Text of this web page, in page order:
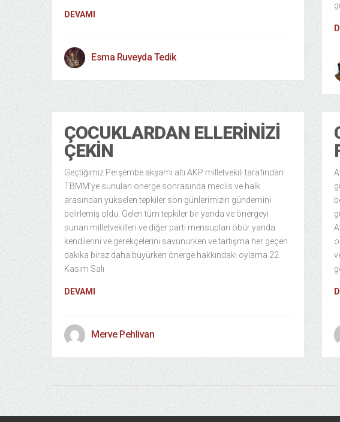
DEVAMI
Esma Ruveyda Tedik
ÇOCUKLARDAN ELLERINIZI
ÇEKIN
Geçtiğimiz Perşembe akşamı altı AKP milletvekili tarafından
TBMM’ye sunulan önerge sonrasında meclis ve halk
arasından yükselen tepkiler son günlerimizin gündemini
belirlemiş oldu. Gelen tüm tepkiler bir yanda ve önergeyi
sunan milletvekilleri ve diğer parti mensupları öbür yanda
kendilerini ve gerekçelerini savunurken ve tartışma her geçen
dakika biraz daha büyürken önerge hakkındaki oylama 22
Kasım Salı
DEVAMI
Merve Pehlivan